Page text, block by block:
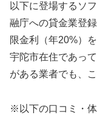
以下に登場するソ
融庁への貸金業登
限金利（年20%）
宇陀市在住であっ
がある業者でも、
※以下の口コミ・